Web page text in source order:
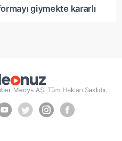
giymekte kararlı
Medya AŞ. Tüm Hakları Saklıdır.